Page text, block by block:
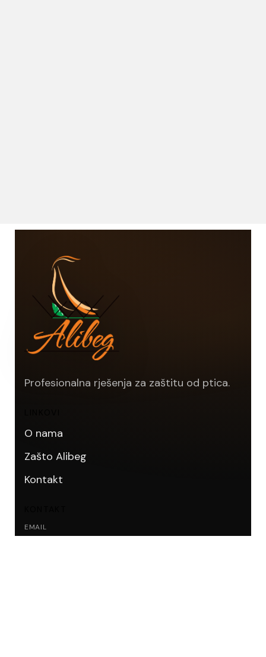
Profesionalna rješenja za zaštitu od ptica.
O nama
Zašto Alibeg
Kontakt
EMAIL